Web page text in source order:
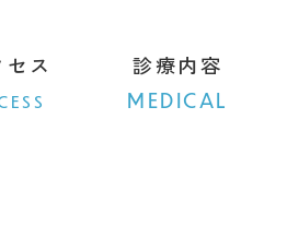
セス 診療内容
MEDICAL